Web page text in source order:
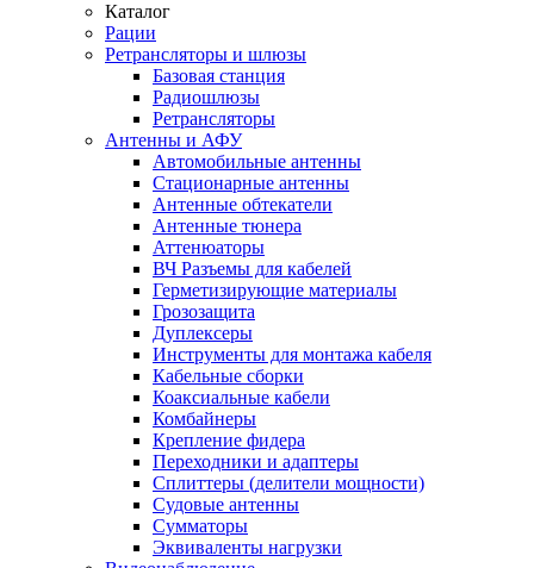
Каталог
Рации
Ретрансляторы и шлюзы
Базовая станция
Радиошлюзы
Ретрансляторы
Антенны и АФУ
Автомобильные антенны
Стационарные антенны
Антенные обтекатели
Антенные тюнера
Аттенюаторы
ВЧ Разъемы для кабелей
Герметизирующие материалы
Грозозащита
Дуплексеры
Инструменты для монтажа кабеля
Кабельные сборки
Коаксиальные кабели
Комбайнеры
Крепление фидера
Переходники и адаптеры
Сплиттеры (делители мощности)
Судовые антенны
Сумматоры
Эквиваленты нагрузки